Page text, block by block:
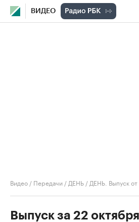
ВИДЕО
Видео / Передачи / ДЕНЬ / ДЕНЬ. Выпуск
Выпуск за 22